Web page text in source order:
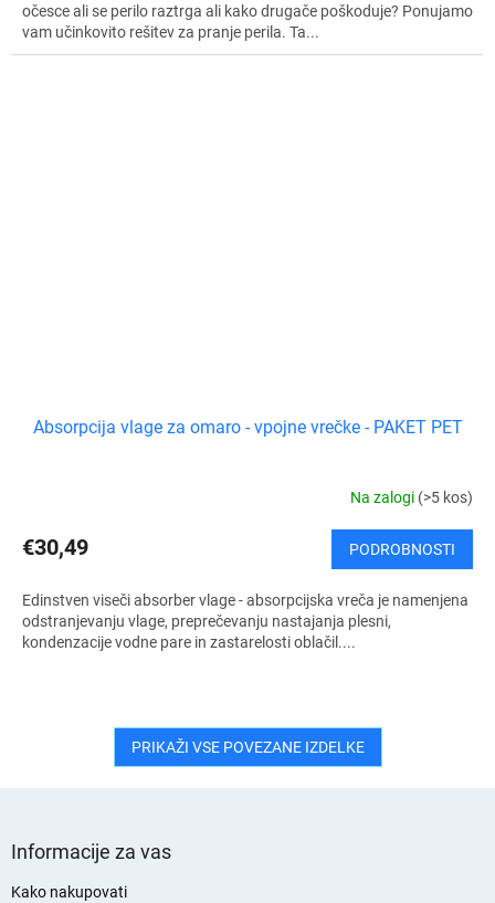
očesce ali se perilo raztrga ali kako drugače poškoduje? Ponujamo
vam učinkovito rešitev za pranje perila. Ta...
Absorpcija vlage za omaro - vpojne vrečke - PAKET PET
Na zalogi (>5 kos)
€30,49 PODROBNOSTI
Edinstven viseči absorber vlage - absorpcijska vreča je namenjena
odstranjevanju vlage, preprečevanju nastajanja plesni,
kondenzacije vodne pare in zastarelosti oblačil....
PRIKAŽI VSE POVEZANE IZDELKE
Informacije za vas
Kako nakupovati